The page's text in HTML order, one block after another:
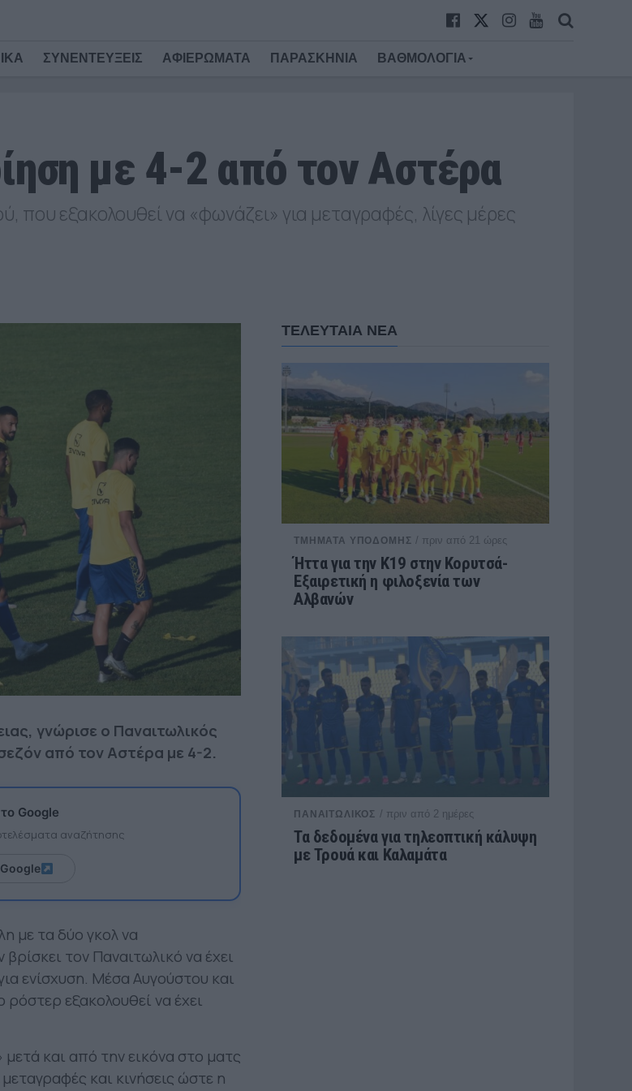
ΣΥΝΕΝΤΕΥΞΕΙΣ ΑΦΙΕΡΩΜΑΤΑ ΠΑΡΑΣΚΗΝΙΑ ΒΑΘΜΟΛΟΓΙΑ
με 4-2 από τον Αστέρα
που εξακολουθεί να «φωνάζει» για μεταγραφές, λίγες μέρες
γνώρισε ο Παναιτωλικός
από τον Αστέρα με 4-2.
Google
αναζήτησης
με τα δύο γκολ να
τον Παναιτωλικό να έχει
ενίσχυση. Μέσα Αυγούστου και
εξακολουθεί να έχει
και από την εικόνα στο ματς
μεταγραφές και κινήσεις ώστε η
ΤΕΛΕΥΤΑΙΑ ΝΕΑ
ΤΜΗΜΑΤΑ ΥΠΟΔΟΜΗΣ / πριν από 21 ώρες
Ήττα για την Κ19 στην Κορυτσά-
Εξαιρετική η φιλοξενία των
Αλβανών
ΠΑΝΑΙΤΩΛΙΚΟΣ / πριν από 2 ημέρες
Τα δεδομένα για τηλεοπτική κάλυψη
με Τρουά και Καλαμάτα